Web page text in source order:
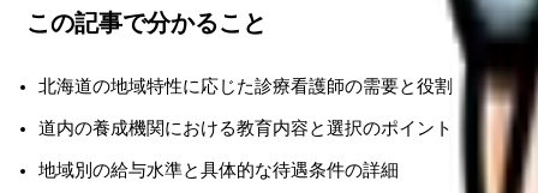
この記事で分かること
北海道の地域特性に応じた診療看護師の需要と役割
道内の養成機関における教育内容と選択のポイント
地域別の給与水準と具体的な待遇条件の詳細